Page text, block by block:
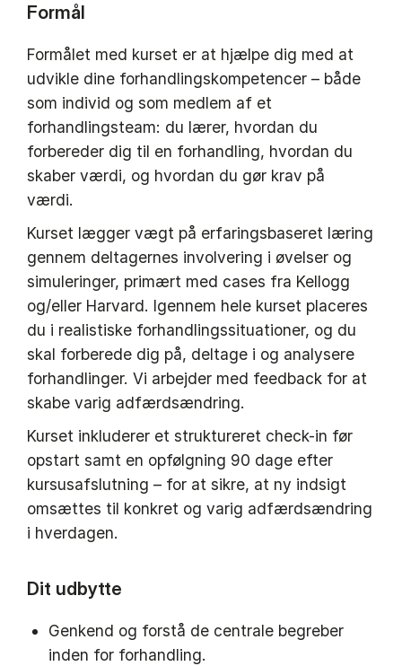
Formål
Formålet med kurset er at hjælpe dig med at
udvikle dine forhandlingskompetencer – både
som individ og som medlem af et
forhandlingsteam: du lærer, hvordan du
forbereder dig til en forhandling, hvordan du
skaber værdi, og hvordan du gør krav på
værdi.
Kurset lægger vægt på erfaringsbaseret læring
gennem deltagernes involvering i øvelser og
simuleringer, primært med cases fra Kellogg
og/eller Harvard. Igennem hele kurset placeres
du i realistiske forhandlingssituationer, og du
skal forberede dig på, deltage i og analysere
forhandlinger. Vi arbejder med feedback for at
skabe varig adfærdsændring.
Kurset inkluderer et struktureret check-in før
opstart samt en opfølgning 90 dage efter
kursusafslutning – for at sikre, at ny indsigt
omsættes til konkret og varig adfærdsændring
i hverdagen.
Dit udbytte
Genkend og forstå de centrale begreber
inden for forhandling.